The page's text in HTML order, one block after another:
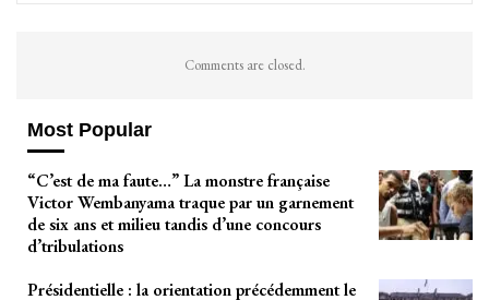
Comments are closed.
Most Popular
“C’est de ma faute…” La monstre française
Victor Wembanyama traque par un garnement
de six ans et milieu tandis d’une concours
d’tribulations
Présidentielle : la orientation précédemment le